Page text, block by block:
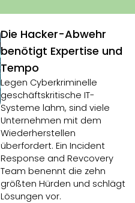
Die Hacker-Abwehr
benötigt Expertise und
Tempo
Legen Cyberkriminelle
geschäftskritische IT-
Systeme lahm, sind viele
Unternehmen mit dem
Wiederherstellen
überfordert. Ein Incident
Response and Revcovery
Team benennt die zehn
größten Hürden und schlägt
Lösungen vor.